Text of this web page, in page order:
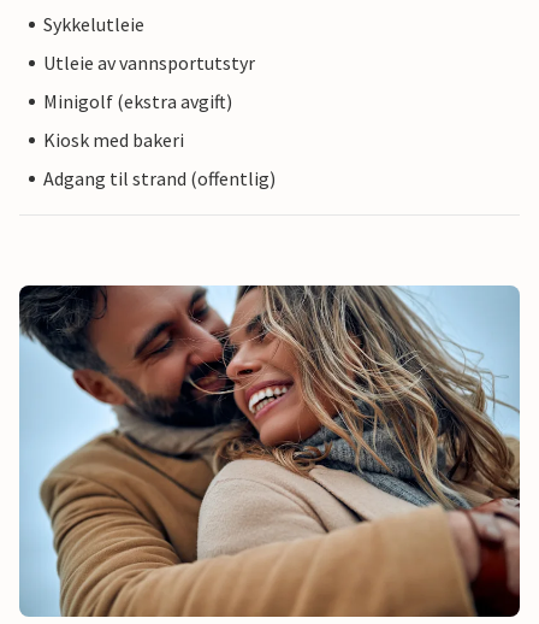
Sykkelutleie
Utleie av vannsportutstyr
Minigolf (ekstra avgift)
Kiosk med bakeri
Adgang til strand (offentlig)